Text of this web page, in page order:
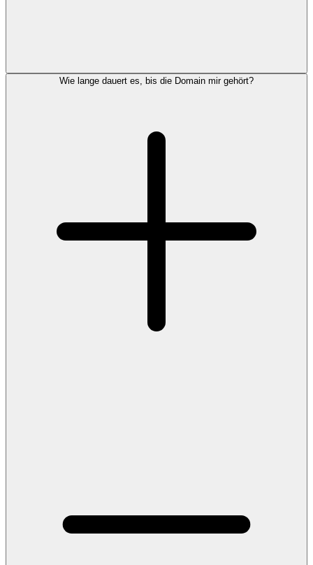
Wie lange dauert es, bis die Domain mir gehört?